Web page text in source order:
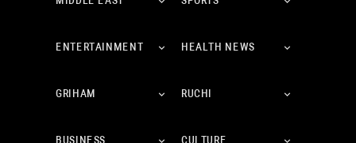
ENTERTAINMENT HEALTH NEWS
GRIHAM RUCHI